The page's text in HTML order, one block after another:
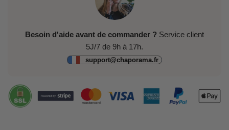
Besoin d'aide avant de commander ? Service client
5J/7 de 9h à 17h.
support@chaporama.fr